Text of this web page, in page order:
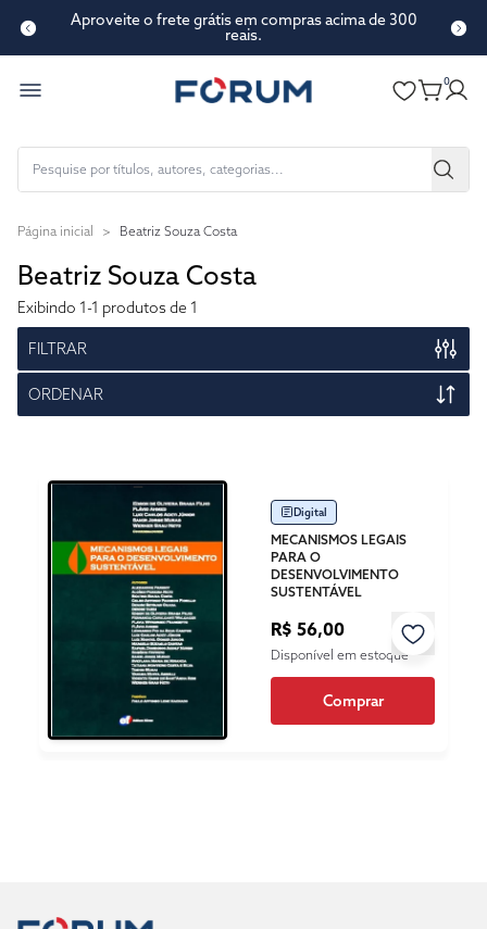
Aproveite o frete grátis em compras acima de 300
reais.
0
Página inicial > Beatriz Souza Costa
Beatriz Souza Costa
Exibindo 1-1 produtos de 1
FILTRAR
ORDENAR
Digital
MECANISMOS LEGAIS
PARA O
DESENVOLVIMENTO
SUSTENTÁVEL
R$ 56,00
Disponível em estoque
Comprar